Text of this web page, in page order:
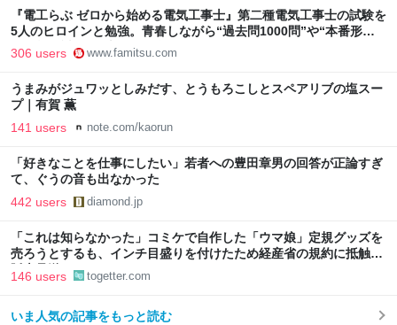
『電工らぶ ゼロから始める電気工事士』第二種電気工事士の試験を
5人のヒロインと勉強。青春しながら“過去問1000問”や“本番形式
CBT模擬試験”で本格的に学べるノベルゲーム | ゲーム・エンタメ
最新情報のファミ通.com
306 users www.famitsu.com
うまみがジュワッとしみだす、とうもろこしとスペアリブの塩スー
プ｜有賀 薫
141 users note.com/kaorun
「好きなことを仕事にしたい」若者への豊田章男の回答が正論すぎ
て、ぐうの音も出なかった
442 users diamond.jp
「これは知らなかった」コミケで自作した「ウマ娘」定規グッズを
売ろうとするも、インチ目盛りを付けたため経産省の規約に抵触、
販売見送りに
146 users togetter.com
いま人気の記事をもっと読む